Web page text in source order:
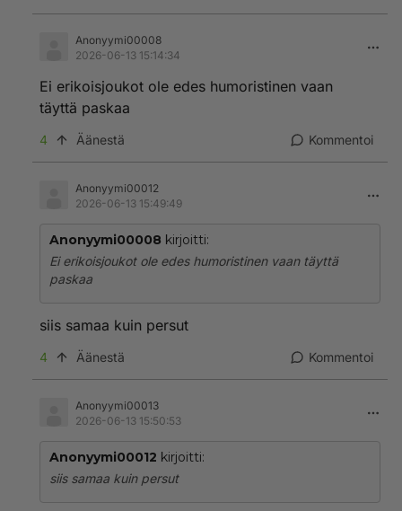
Anonyymi00008
2026-06-13 15:14:34
Ei erikoisjoukot ole edes humoristinen vaan
täyttä paskaa
4 Äänestä Kommentoi
Anonyymi00012
2026-06-13 15:49:49
Anonyymi00008 kirjoitti:
Ei erikoisjoukot ole edes humoristinen vaan täyttä
paskaa
siis samaa kuin persut
4 Äänestä Kommentoi
Anonyymi00013
2026-06-13 15:50:53
Anonyymi00012 kirjoitti:
siis samaa kuin persut